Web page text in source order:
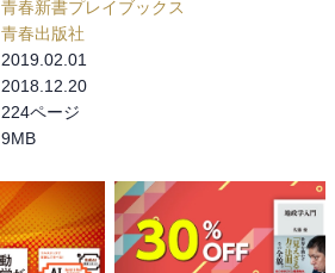
青春新書プレイブックス
青春出版社
2019.02.01
2018.12.20
224ページ
9MB